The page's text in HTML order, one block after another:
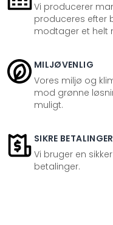
Vi producerer
produceres efter
modtager et helt
MILJØVENLIG
Vores miljø og
mod grønne
muligt.
SIKRE BETALINGER
Vi bruger en
betalinger.